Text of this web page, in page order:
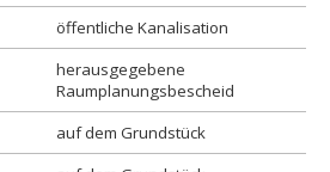
öffentliche Kanalisation
herausgegebene
Raumplanungsbescheid
auf dem Grundstück